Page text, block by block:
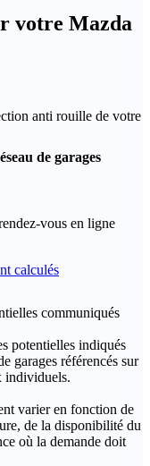
votre Mazda
anti rouille de votre
de garages
vous en ligne
calculés
communiqués
potentielles indiqués
garages référencés sur
individuels.
varier en fonction de
de la disponibilité du
où la demande doit